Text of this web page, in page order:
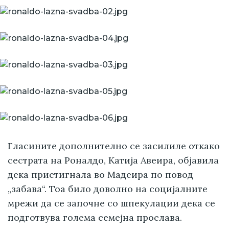
Гласините дополнително се засилиле откако
сестрата на Роналдо, Катија Авеира, објавила
дека пристигнала во Мадеира по повод
„забава“. Тоа било доволно на социјалните
мрежи да се започне со шпекулации дека се
подготвува голема семејна прослава.